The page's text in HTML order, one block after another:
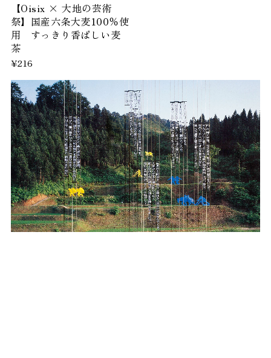
【Oisix × 大地の芸術
祭】国産六条大麦100％使
用 すっきり香ばしい麦
茶
¥216